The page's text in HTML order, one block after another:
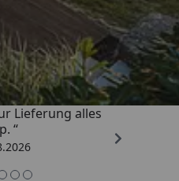
4,81/ 5
über die
Lieferung alles
“